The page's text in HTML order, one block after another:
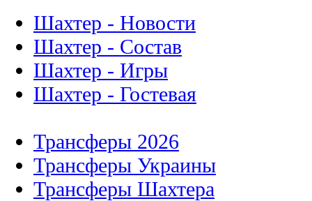
Шахтер - Новости
Шахтер - Состав
Шахтер - Игры
Шахтер - Гостевая
Трансферы 2026
Трансферы Украины
Трансферы Шахтера